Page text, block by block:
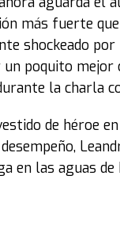
más fuerte
shockeado
un poquito
la charla
de héroe
en las aguas